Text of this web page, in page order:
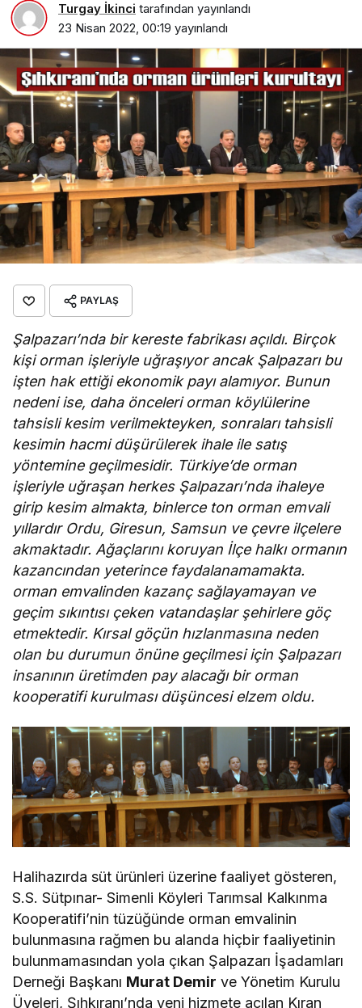
Turgay İkinci tarafından yayınlandı
23 Nisan 2022, 00:19 yayınlandı
PAYLAŞ
Şalpazarı’nda bir kereste fabrikası açıldı. Birçok
kişi orman işleriyle uğraşıyor ancak Şalpazarı bu
işten hak ettiği ekonomik payı alamıyor. Bunun
nedeni ise, daha önceleri orman köylülerine
tahsisli kesim verilmekteyken, sonraları tahsisli
kesimin hacmi düşürülerek ihale ile satış
yöntemine geçilmesidir. Türkiye’de orman
işleriyle uğraşan herkes Şalpazarı’nda ihaleye
girip kesim almakta, binlerce ton orman emvali
yıllardır Ordu, Giresun, Samsun ve çevre ilçelere
akmaktadır. Ağaçlarını koruyan İlçe halkı ormanın
kazancından yeterince faydalanamamakta.
orman emvalinden kazanç sağlayamayan ve
geçim sıkıntısı çeken vatandaşlar şehirlere göç
etmektedir. Kırsal göçün hızlanmasına neden
olan bu durumun önüne geçilmesi için Şalpazarı
insanının üretimden pay alacağı bir orman
kooperatifi kurulması düşüncesi elzem oldu.
Halihazırda süt ürünleri üzerine faaliyet gösteren,
S.S. Sütpınar- Simenli Köyleri Tarımsal Kalkınma
Kooperatifi’nin tüzüğünde orman emvalinin
bulunmasına rağmen bu alanda hiçbir faaliyetinin
bulunmamasından yola çıkan Şalpazarı İşadamları
Derneği Başkanı Murat Demir ve Yönetim Kurulu
Üyeleri, Şıhkıranı’nda yeni hizmete açılan Kıran